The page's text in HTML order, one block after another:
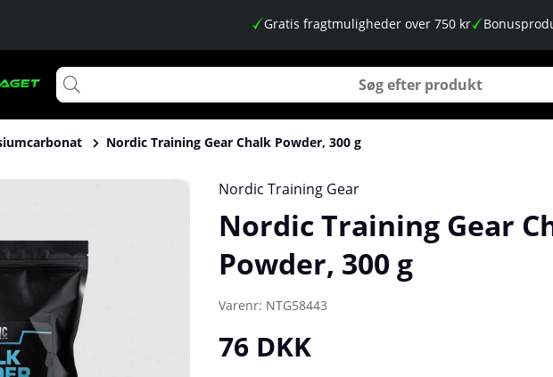
Gratis fragtmuligheder over 750 kr
Nordic Training Gear Chalk Powder, 300 g
Powder, 300 g Nordic Training Gear
Nordic Training Gear
Powder, 300 g
Varenr: NTG58443
76 DKK